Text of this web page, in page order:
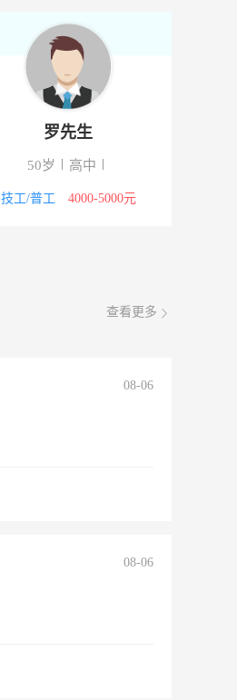
08-07
08-07
08-07
08-07
罗先生
50岁 高中
技工/普工 4000-5000元
查看更多
08-06
08-06